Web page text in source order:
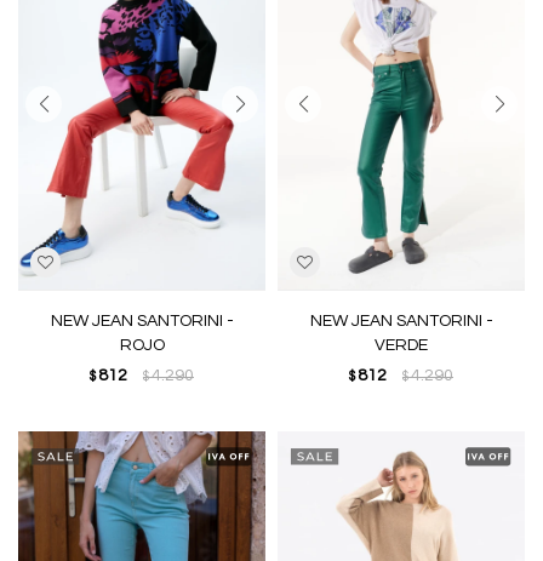
NEW JEAN SANTORINI -
ROJO
$ 812 $4.290
NEW JEAN SANTORINI -
VERDE
$ 812 $4.290